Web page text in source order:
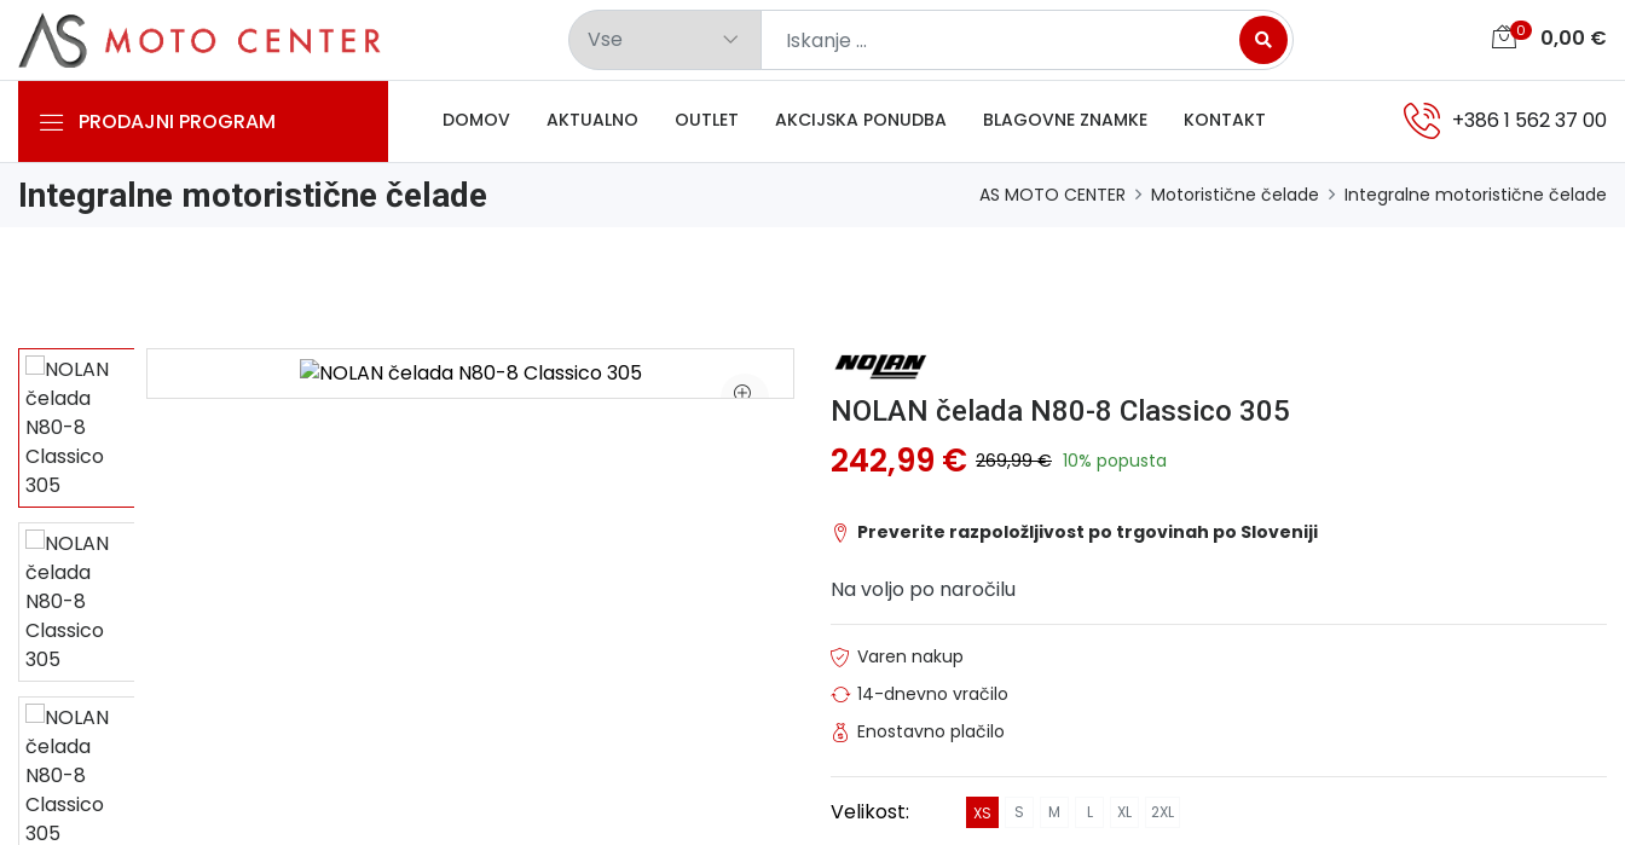
0 0,00 €
PRODAJNI PROGRAM DOMOV AKTUALNO OUTLET AKCIJSKA PONUDBA BLAGOVNE ZNAMKE KONTAKT +386 1 562 37 00
Integralne motoristične čelade AS MOTO CENTER Motoristične čelade Integralne motoristične čelade
NOLAN čelada N80-8 Classico 305
242,99 € 269,99 € 10% popusta
Preverite razpoložljivost po trgovinah po Sloveniji
Na voljo po naročilu
Varen nakup
14-dnevno vračilo
Enostavno plačilo
Velikost: XS S M L XL 2XL